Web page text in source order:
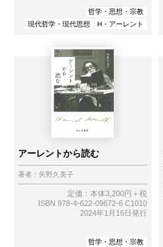
哲学・思想・宗教
現代哲学・現代思想
H・アーレント
アーレントから読む
著者： 矢野久美子
定価：本体3,200円＋税
ISBN 978-4-622-09672-6 C1010
2024年1月16日発行
哲学・思想・宗教